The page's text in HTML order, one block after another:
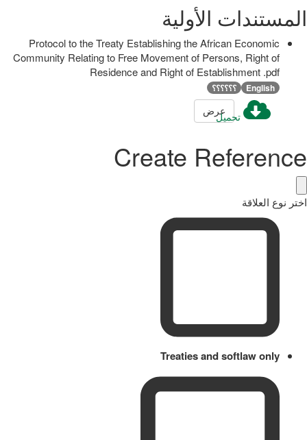
المستندات الأولية
Protocol to the Treaty Establishing the African Economic
Community Relating to Free Movement of Persons, Right of
Residence and Right of Establishment .pdf
English ؟؟؟؟؟؟
تحميلعرض
Create Reference
اختر نوع العلاقة
Treaties and softlaw only